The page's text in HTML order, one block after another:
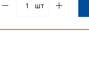
шт